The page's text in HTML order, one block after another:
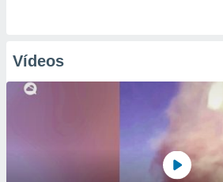
Vídeos